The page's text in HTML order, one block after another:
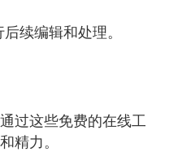
续编辑和处理。
过这些免费的在线工
精力。